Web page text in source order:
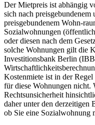
Der Mietpreis ist abhängig
sich nach
preisgebundenem Wohn-
Sozialwohnungen
oder diesen nach dem
solche Wohnungen gilt die
Investitionsbank Berlin
Kostenmiete ist in der
für diese Wohnungen nicht.
Rechtsunsicherheit
daher unter den derzeitigen
ob Sie eine Sozialwohnung